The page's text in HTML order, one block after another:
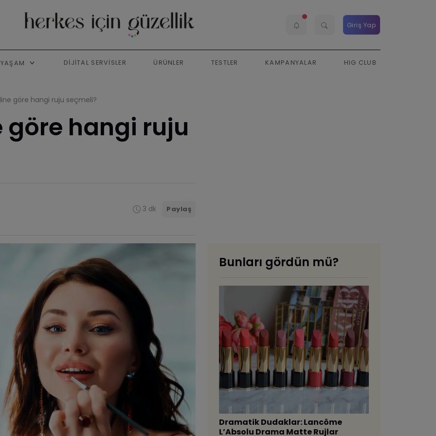
Giriş Yap
YAŞAM DIJITAL SERVISLER ÜRÜNLER TESTLER KAMPANYALAR HIG CLUB
göre hangi ruju seçmeli?
göre hangi ruju
3 dk Paylaş
Bunları gördün mü?
Dramatik Dudaklar: Lancôme
L’Absolu Drama Matte Rujlar